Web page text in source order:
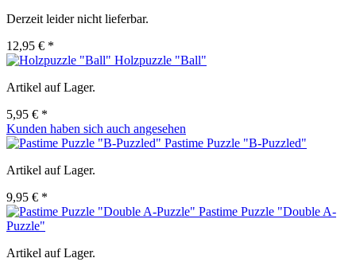
Derzeit leider nicht lieferbar.
12,95 € *
Holzpuzzle "Ball"
Artikel auf Lager.
5,95 € *
Kunden haben sich auch angesehen
Pastime Puzzle "B-Puzzled"
Artikel auf Lager.
9,95 € *
Pastime Puzzle "Double A-
Puzzle"
Artikel auf Lager.